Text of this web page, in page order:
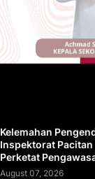
Kelemahan
Inspektorat
Perketat
August 07, 2026